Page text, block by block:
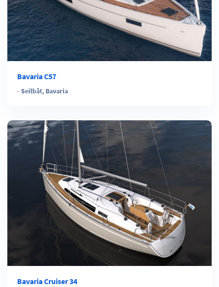
Bavaria C57
- Seilbåt, Bavaria
Bavaria Cruiser 34